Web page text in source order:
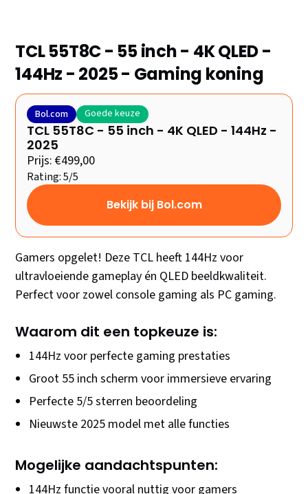
TCL 55T8C - 55 inch - 4K QLED -
144Hz - 2025 - Gaming koning
Bol.com Goede keuze
TCL 55T8C - 55 inch - 4K QLED - 144Hz -
2025
Prijs: €499,00
Rating: 5/5
Bekijk bij Bol.com
Gamers opgelet! Deze TCL heeft 144Hz voor
ultravloeiende gameplay én QLED beeldkwaliteit.
Perfect voor zowel console gaming als PC gaming.
Waarom dit een topkeuze is:
144Hz voor perfecte gaming prestaties
Groot 55 inch scherm voor immersieve ervaring
Perfecte 5/5 sterren beoordeling
Nieuwste 2025 model met alle functies
Mogelijke aandachtspunten:
144Hz functie vooral nuttig voor gamers